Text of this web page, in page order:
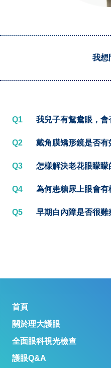
我
Q1 我兒子有鴛鴦眼，會
Q2 戴角膜矯形鏡是否有
Q3 怎樣解決老花眼矇矇
Q4 為何患糖尿上眼會有
Q5 早期白內障是否很難
首頁
關於理大護眼
全面眼科視光檢查
護眼Q&A